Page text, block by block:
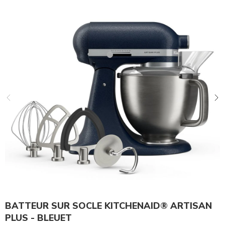
BATTEUR SUR SOCLE KITCHENAID® ARTISAN
PLUS - BLEUET